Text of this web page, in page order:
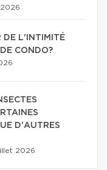
DE L'INTIMITÉ
CONDO?
D'AUTRES
2026